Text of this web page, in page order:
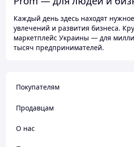
Каждый день здесь находят
увлечений и развития бизнеса.
маркетплейс Украины — для
тысяч предпринимателей.
Покупателям
Продавцам
О нас